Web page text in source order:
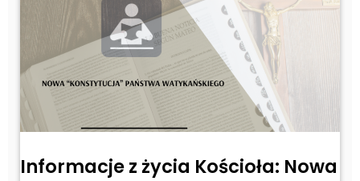
Informacje z życia Kościoła: Nowa